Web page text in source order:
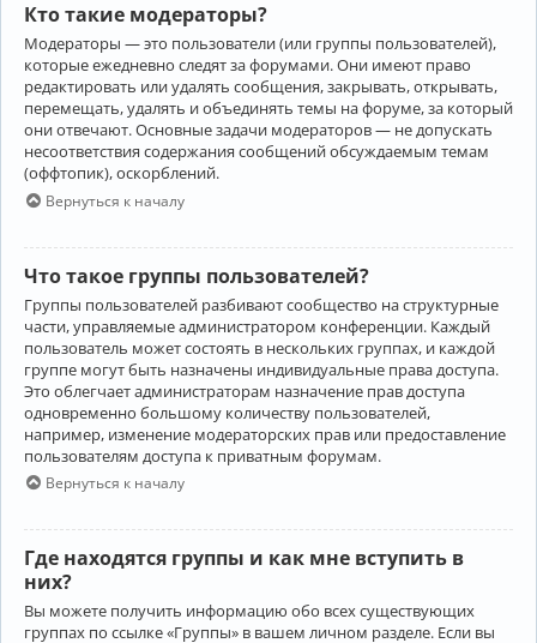
Кто такие модераторы?
Модераторы — это пользователи (или группы пользователей),
которые ежедневно следят за форумами. Они имеют право
редактировать или удалять сообщения, закрывать, открывать,
перемещать, удалять и объединять темы на форуме, за который
они отвечают. Основные задачи модераторов — не допускать
несоответствия содержания сообщений обсуждаемым темам
(оффтопик), оскорблений.
Вернуться к началу
Что такое группы пользователей?
Группы пользователей разбивают сообщество на структурные
части, управляемые администратором конференции. Каждый
пользователь может состоять в нескольких группах, и каждой
группе могут быть назначены индивидуальные права доступа.
Это облегчает администраторам назначение прав доступа
одновременно большому количеству пользователей,
например, изменение модераторских прав или предоставление
пользователям доступа к приватным форумам.
Вернуться к началу
Где находятся группы и как мне вступить в
них?
Вы можете получить информацию обо всех существующих
группах по ссылке «Группы» в вашем личном разделе. Если вы